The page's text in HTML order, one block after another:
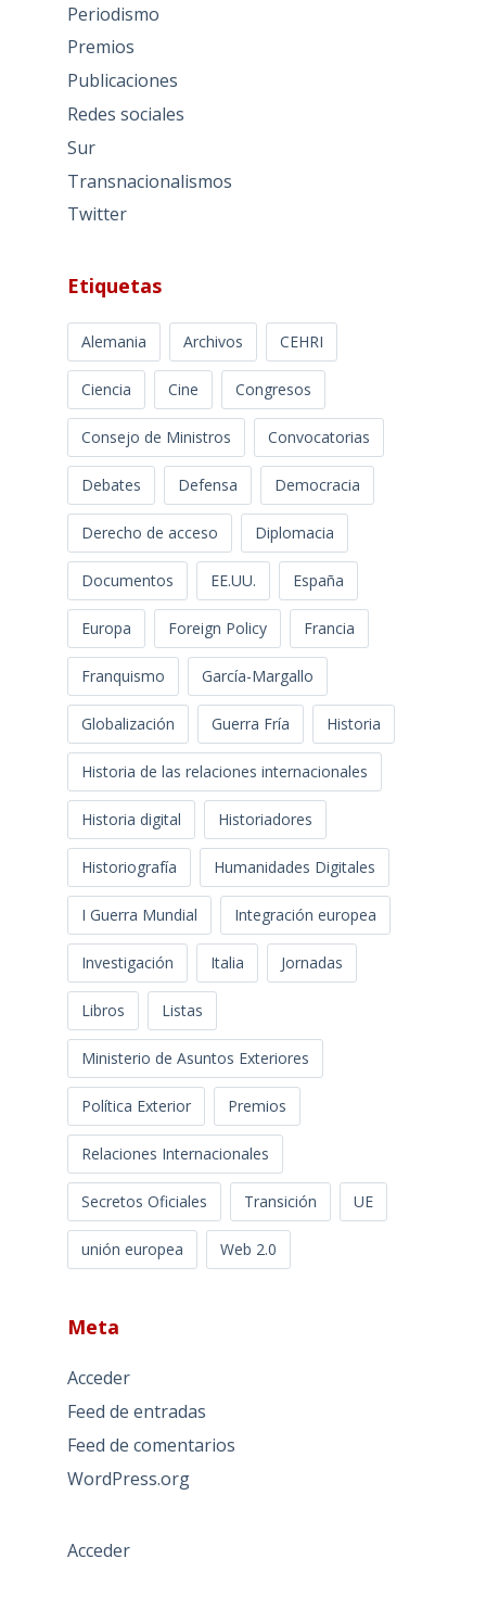
Periodismo
Premios
Publicaciones
Redes sociales
Sur
Transnacionalismos
Twitter
Etiquetas
Alemania Archivos CEHRI
Ciencia Cine Congresos
Consejo de Ministros Convocatorias
Debates Defensa Democracia
Derecho de acceso Diplomacia
Documentos EE.UU. España
Europa Foreign Policy Francia
Franquismo García-Margallo
Globalización Guerra Fría Historia
Historia de las relaciones internacionales
Historia digital Historiadores
Historiografía Humanidades Digitales
I Guerra Mundial Integración europea
Investigación Italia Jornadas
Libros Listas
Ministerio de Asuntos Exteriores
Política Exterior Premios
Relaciones Internacionales
Secretos Oficiales Transición UE
unión europea Web 2.0
Meta
Acceder
Feed de entradas
Feed de comentarios
WordPress.org
Acceder